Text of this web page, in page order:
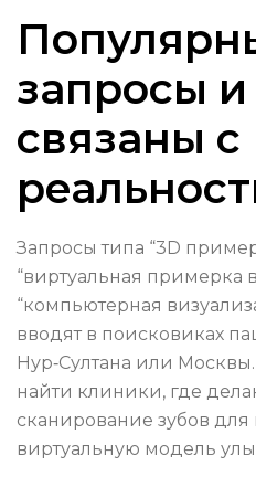
запросы и
связаны с
Запросы типа “3D
“виртуальная примерка
“компьютерная
вводят в поисковиках
Нур‑Султана или
найти клиники, где
сканирование зубов
виртуальную модель